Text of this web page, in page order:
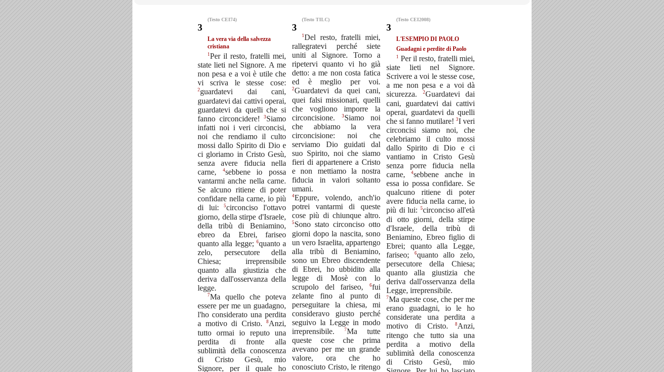
(Testo CEI74)
3
La vera via della salvezza
cristiana
1Per il resto, fratelli mei,
state lieti nel Signore. A me
non pesa e a voi è utile che
vi scriva le stesse cose:
2 guardatevi dai cani,
guardatevi dai cattivi operai,
guardatevi da quelli che si
fanno circoncidere!
3 Siamo
infatti noi i veri circoncisi,
noi che rendiamo il culto
mossi dallo Spirito di Dio e
ci gloriamo in Cristo Gesù,
senza avere fiducia nella
carne,
4sebbene io possa
vantarmi anche nella carne.
Se alcuno ritiene di poter
confidare nella carne, io più
di lui:5circonciso l'ottavo
giorno, della stirpe d'Israele,
della tribù di Beniamino,
ebreo da Ebrei, fariseo
quanto alla legge; 6quanto a
zelo, persecutore della
Chiesa; irreprensibile
quanto alla giustizia che
deriva dall'osservanza della
legge.
7Ma quello che poteva
essere per me un guadagno,
l'ho considerato una perdita
a motivo di Cristo.
8Anzi,
tutto ormai io reputo una
perdita di fronte alla
sublimità della conoscenza
di Cristo Gesù, mio
Signore, per il quale ho
(Testo TILC)
3
1Del resto, fratelli miei,
rallegratevi perché siete
uniti al Signore. Torno a
ripetervi quanto vi ho già
detto: a me non costa fatica
ed è meglio per voi.
2Guardatevi da quei cani,
quei falsi missionari, quelli
che vogliono imporre la
circoncisione.
3 Siamo noi
che abbiamo la vera
circoncisione: noi che
serviamo Dio guidati dal
suo Spirito, noi che siamo
fieri di appartenere a Cristo
e non mettiamo la nostra
fiducia in valori soltanto
umani.
4Eppure, volendo, anch'io
potrei vantarmi di queste
cose più di chiunque altro.
5 Sono stato circonciso otto
giorni dopo la nascita, sono
un vero Israelita, appartengo
alla tribù di Beniamino,
sono un Ebreo discendente
di Ebrei, ho ubbidito alla
legge di Mosè con lo
scrupolo del fariseo,
6fui
zelante fino al punto di
perseguitare la chiesa, mi
consideravo giusto perché
seguivo la Legge in modo
irreprensibile.
7Ma tutte
queste cose che prima
avevano per me un grande
valore, ora che ho
conosciuto Cristo, le ritengo
(Testo CEI2008)
3
L'ESEMPIO DI PAOLO
Guadagni e perdite di Paolo
1 Per il resto, fratelli miei,
siate lieti nel Signore.
Scrivere a voi le stesse cose,
a me non pesa e a voi dà
sicurezza.
2Guardatevi dai
cani, guardatevi dai cattivi
operai, guardatevi da quelli
che si fanno mutilare! 3I veri
circoncisi siamo noi, che
celebriamo il culto mossi
dallo Spirito di Dio e ci
vantiamo in Cristo Gesù
senza porre fiducia nella
carne,
4sebbene anche in
essa io possa confidare. Se
qualcuno ritiene di poter
avere fiducia nella carne, io
più di lui:
5circonciso all'età
di otto giorni, della stirpe
d'Israele, della tribù di
Beniamino, Ebreo figlio di
Ebrei; quanto alla Legge,
fariseo;
6quanto allo zelo,
persecutore della Chiesa;
quanto alla giustizia che
deriva dall'osservanza della
Legge, irreprensibile.
7Ma queste cose, che per me
erano guadagni, io le ho
considerate una perdita a
motivo di Cristo.
8Anzi,
ritengo che tutto sia una
perdita a motivo della
sublimità della conoscenza
di Cristo Gesù, mio